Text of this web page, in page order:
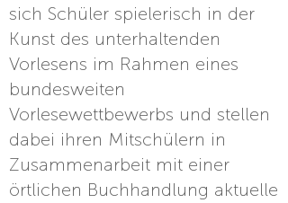
sich Schüler spielerisch in der
Kunst des unterhaltenden
Vorlesens im Rahmen eines
bundesweiten
Vorlesewettbewerbs und stellen
dabei ihren Mitschülern in
Zusammenarbeit mit einer
örtlichen Buchhandlung aktuelle